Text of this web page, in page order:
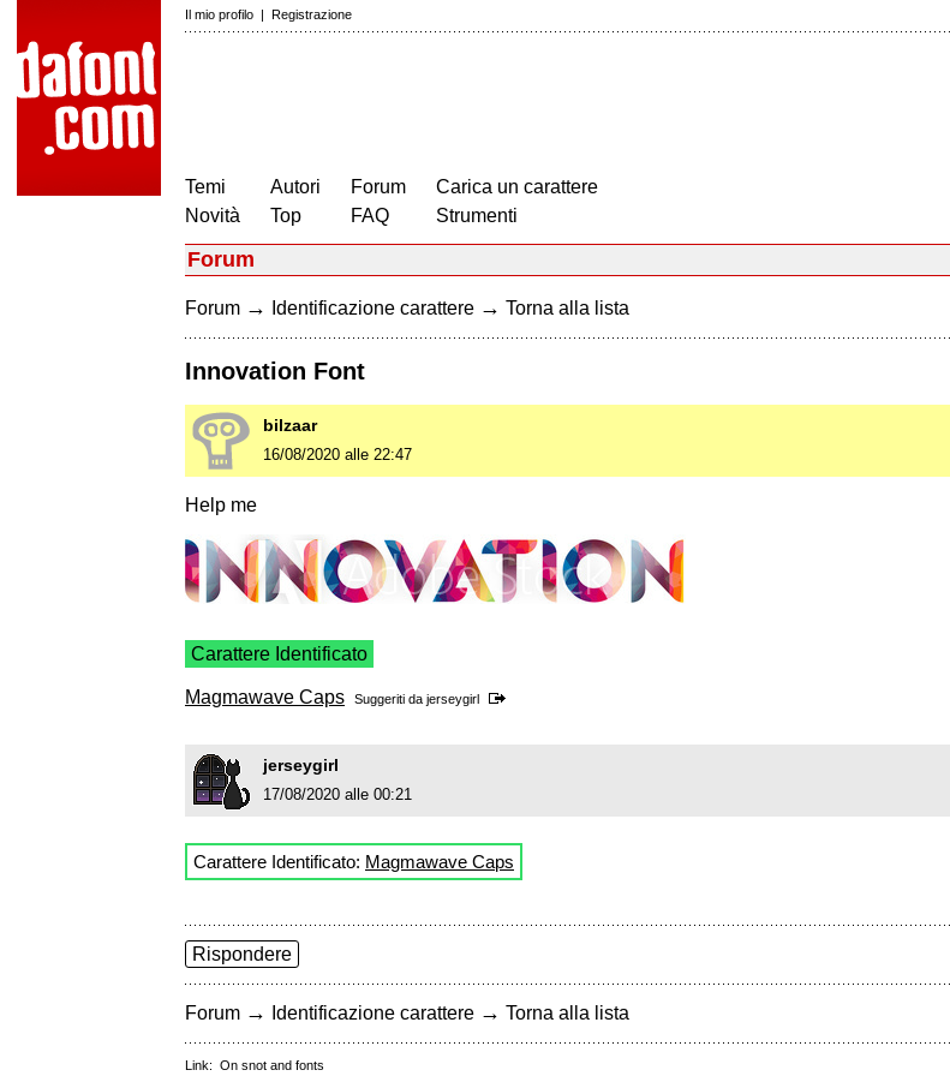
Il mio profilo | Registrazione
Temi
Novità
Autori
Top
Forum
FAQ
Carica un carattere
Strumenti
Forum
Forum → Identificazione carattere → Torna alla lista
Innovation Font
bilzaar
16/08/2020 alle 22:47
Help me
Carattere Identificato
Magmawave Caps Suggeriti da jerseygirl
jerseygirl
17/08/2020 alle 00:21
Carattere Identificato: Magmawave Caps
Rispondere
Forum → Identificazione carattere → Torna alla lista
Link: On snot and fonts